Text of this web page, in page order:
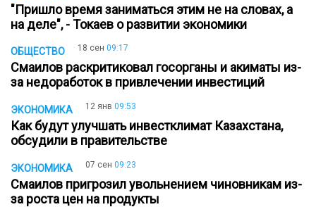
"Пришло время заниматься этим не на словах, а
на деле", - Токаев о развитии экономики
ОБЩЕСТВО 18 сен 09:17
Смаилов раскритиковал госорганы и акиматы из-
за недоработок в привлечении инвестиций
ЭКОНОМИКА 12 янв 09:53
Как будут улучшать инвестклимат Казахстана,
обсудили в правительстве
ЭКОНОМИКА 07 сен 09:23
Смаилов пригрозил увольнением чиновникам из-
за роста цен на продукты